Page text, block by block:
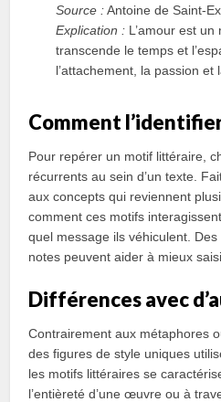
Source :Antoine de Saint-
Explication : L’amour est
transcende le temps et
l’attachement, la passion et
Comment
Pour repérer un motif littéraire,
récurrents au sein d’un texte.
aux concepts qui reviennent
comment ces motifs
quel message ils véhiculent.
notes peuvent aider à mieux
Différences avec
Contrairement aux métaphores
des figures de style uniques
les motifs littéraires se
l’entièreté d’une œuvre ou à